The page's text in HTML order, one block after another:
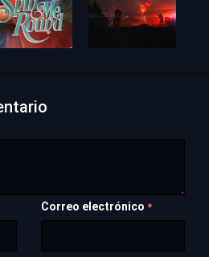
Correo electrónico *